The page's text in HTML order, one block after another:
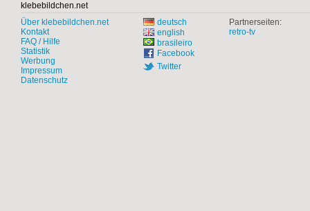
klebebildchen.net
Über klebebildchen.net
Kontakt
FAQ / Hilfe
Statistik
Werbung
Impressum
Datenschutz
deutsch
english
brasileiro
Facebook
Twitter
Partnerseiten:
retro-tv